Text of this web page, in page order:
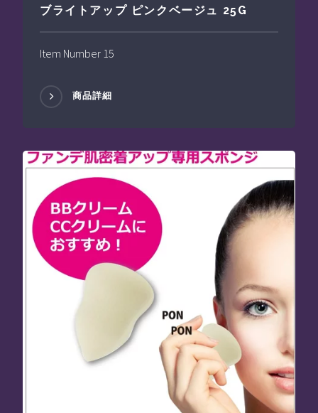
ブライトアップ ピンクベージュ 25G
Item Number 15
商品詳細